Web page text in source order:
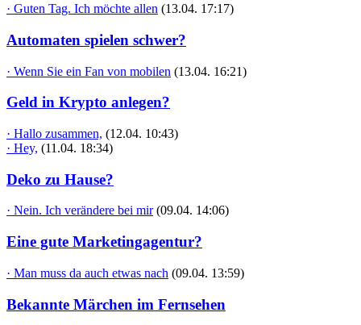
· Guten Tag. Ich möchte allen (13.04. 17:17)
Automaten spielen schwer?
· Wenn Sie ein Fan von mobilen (13.04. 16:21)
Geld in Krypto anlegen?
· Hallo zusammen, (12.04. 10:43)
· Hey, (11.04. 18:34)
Deko zu Hause?
· Nein. Ich verändere bei mir (09.04. 14:06)
Eine gute Marketingagentur?
· Man muss da auch etwas nach (09.04. 13:59)
Bekannte Märchen im Fernsehen